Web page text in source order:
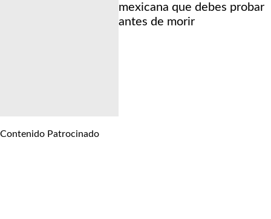
mexicana que debes probar
antes de morir
Contenido Patrocinado